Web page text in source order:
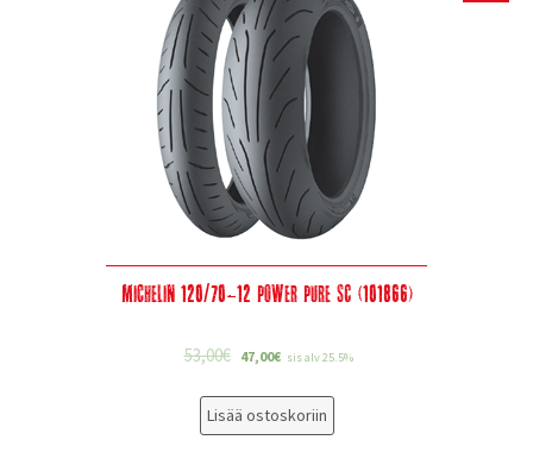
Michelin 120/70-12 Power Pure SC (101866)
53,00€ 47,00€ sis alv 25.5%
Lisää ostoskoriin